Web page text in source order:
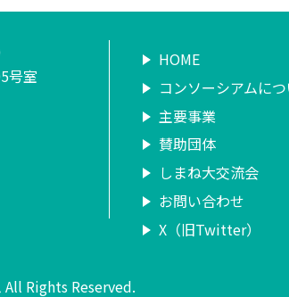
号室
HOME
コンソーシアムに
主要事業
賛助団体
しまね大交流会
お問い合わせ
X（旧Twitter）
Rights Reserved.